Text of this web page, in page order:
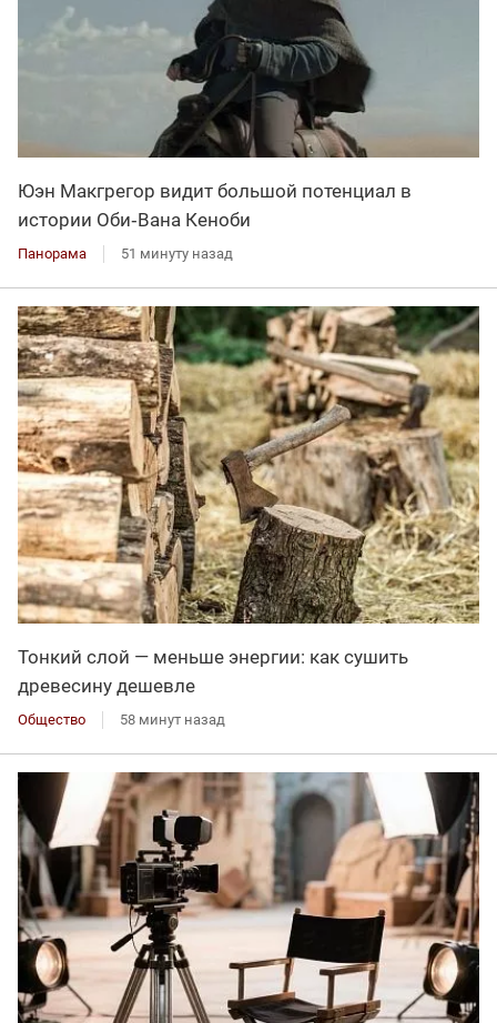
Юэн Макгрегор видит большой потенциал в
истории Оби‑Вана Кеноби
Панорама 51 минуту назад
Тонкий слой — меньше энергии: как сушить
древесину дешевле
Общество 58 минут назад